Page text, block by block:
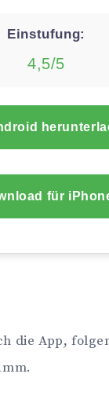
Einstufung:
4,5/5
für
die App,